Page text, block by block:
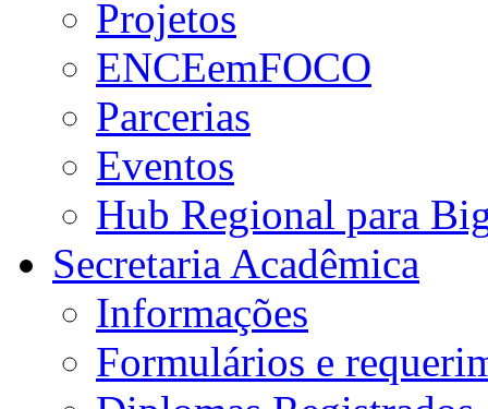
Projetos
ENCEemFOCO
Parcerias
Eventos
Hub Regional para
Secretaria Acadêmica
Informações
Formulários e